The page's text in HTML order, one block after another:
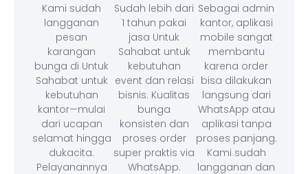
Kami sudah
langganan
pesan
karangan
bunga di Untuk
Sahabat untuk
kebutuhan
kantor—mulai
dari ucapan
selamat hingga
dukacita.
Pelayanannya
Sudah lebih dari
1 tahun pakai
jasa Untuk
Sahabat untuk
kebutuhan
event dan relasi
bisnis. Kualitas
bunga
konsisten dan
proses order
super praktis via
WhatsApp.
Sebagai admin
kantor, aplikasi
mobile sangat
membantu
karena order
bisa dilakukan
langsung dari
WhatsApp atau
aplikasi tanpa
proses panjang.
Kami sudah
langganan dan